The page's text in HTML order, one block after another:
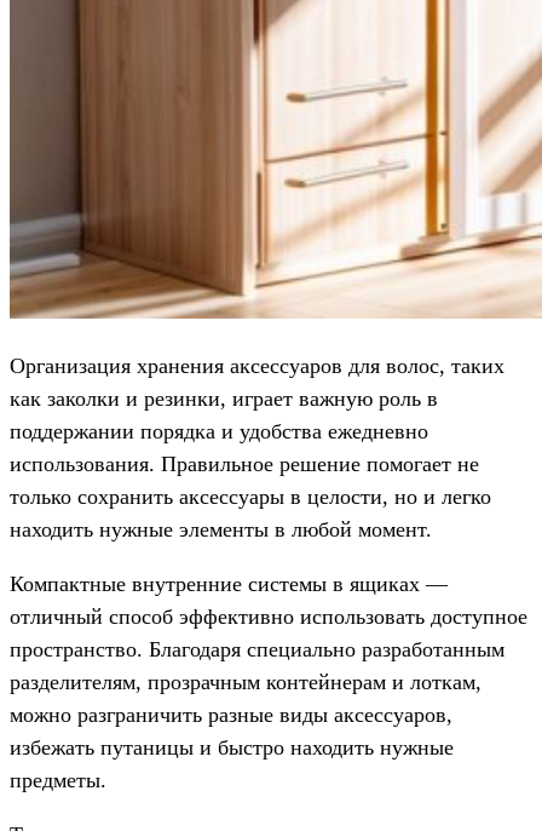
Организация хранения аксессуаров для волос, таких
как заколки и резинки, играет важную роль в
поддержании порядка и удобства ежедневно
использования. Правильное решение помогает не
только сохранить аксессуары в целости, но и легко
находить нужные элементы в любой момент.
Компактные внутренние системы в ящиках —
отличный способ эффективно использовать доступное
пространство. Благодаря специально разработанным
разделителям, прозрачным контейнерам и лоткам,
можно разграничить разные виды аксессуаров,
избежать путаницы и быстро находить нужные
предметы.